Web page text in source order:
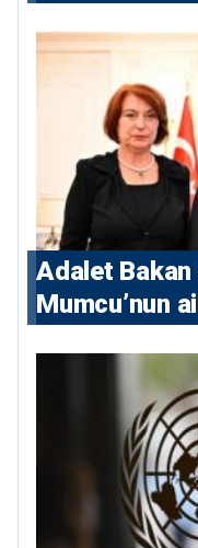
Adalet Bakan
Mumcu’nun
devlet